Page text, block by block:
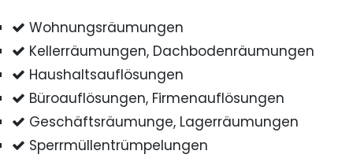
Wohnungsräumungen
Kellerräumungen, Dachbodenräumungen
Haushaltsauflösungen
Büroauflösungen, Firmenauflösungen
Geschäftsräumunge, Lagerräumungen
Sperrmüllentrümpelungen